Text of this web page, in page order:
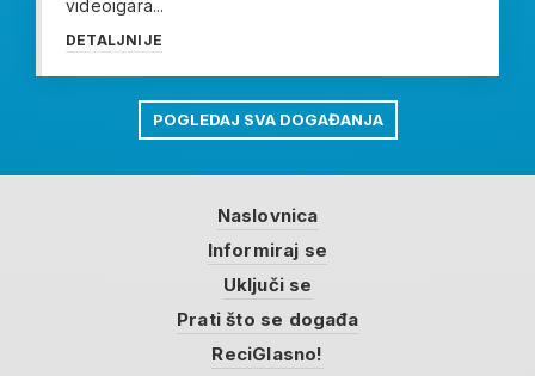
videoigara...
DETALJNIJE
POGLEDAJ SVA DOGAĐANJA
Naslovnica
Informiraj se
Uključi se
Prati što se događa
ReciGlasno!